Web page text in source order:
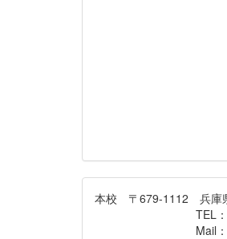
本校 〒679-1112 兵庫
TEL：0795-
Mail：